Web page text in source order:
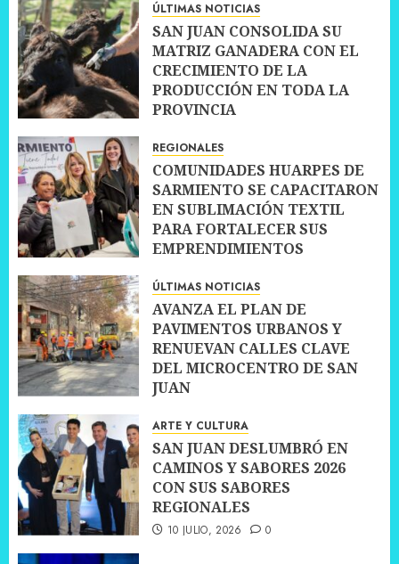
ÚLTIMAS NOTICIAS
SAN JUAN CONSOLIDA SU
MATRIZ GANADERA CON EL
CRECIMIENTO DE LA
PRODUCCIÓN EN TODA LA
PROVINCIA
REGIONALES
COMUNIDADES HUARPES DE
SARMIENTO SE CAPACITARON
EN SUBLIMACIÓN TEXTIL
PARA FORTALECER SUS
EMPRENDIMIENTOS
ÚLTIMAS NOTICIAS
AVANZA EL PLAN DE
PAVIMENTOS URBANOS Y
RENUEVAN CALLES CLAVE
DEL MICROCENTRO DE SAN
JUAN
ARTE Y CULTURA
SAN JUAN DESLUMBRÓ EN
CAMINOS Y SABORES 2026
CON SUS SABORES
REGIONALES
10 JULIO, 2026 0